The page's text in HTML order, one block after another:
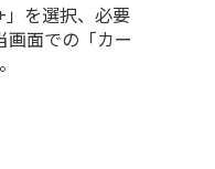
を選択、必要
面での「カー